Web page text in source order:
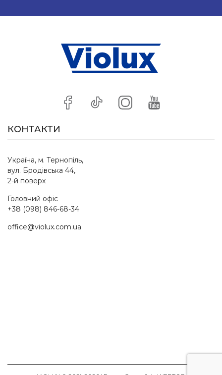
КОНТАКТИ
Україна, м. Тернопіль,
вул. Бродівська 44,
2-й поверх
Головний офіс
+38 (098) 846-68-34
office@violux.com.ua